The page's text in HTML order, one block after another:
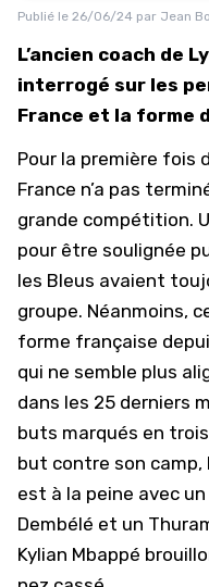
Publié le 26/06/24 par Jean
L’ancien coach de
interrogé sur les
France et la forme
Pour la première fois
France n’a pas
grande compétition.
pour être soulignée
les Bleus avaient
groupe. Néanmoins,
forme française
qui ne semble plus
dans les 25 derniers
buts marqués en
but contre son
est à la peine avec un
Dembélé et un
Kylian Mbappé